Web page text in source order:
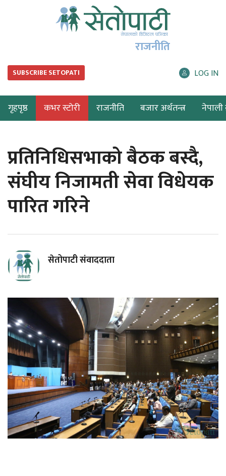
राजनीति
SUBSCRIBE SETOPATI LOG IN
गृहपृष्ठ कभर स्टोरी राजनीति बजार अर्थतन्त्र नेपाली
प्रतिनिधिसभाको बैठक बस्दै,
संघीय निजामती सेवा विधेयक
पारित गरिने
सेतोपाटी संवाददाता